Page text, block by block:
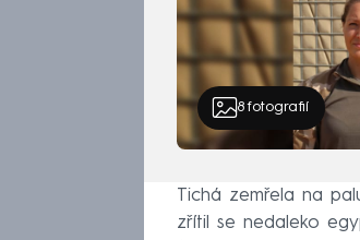
8fotografií
Tichá zemřela na
zřítil se nedaleko